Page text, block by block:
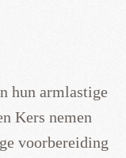
hun armlastige
Kers nemen
voorbereiding